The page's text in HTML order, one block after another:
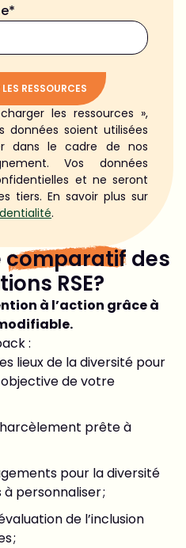
comparatifdes
RSE?
à l’action grâce à
:
lieux de la diversité pour
de votre
prête à
pour la diversité
personnaliser ;
de l’inclusion
;
RESSOURCES
les ressources »,
données soient utilisées
dans le cadre de nos
Vos données
et ne seront
tiers. En savoir plus sur
.